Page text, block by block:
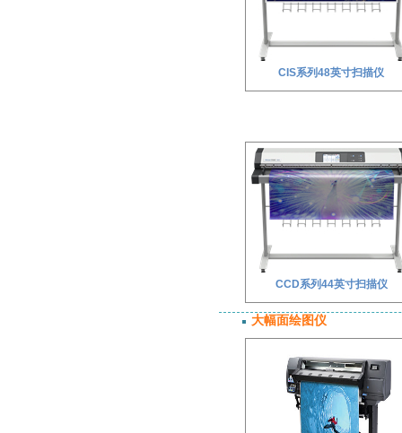
CIS系列48英寸扫描仪
CCD系列44英寸扫描仪
大幅面绘图仪